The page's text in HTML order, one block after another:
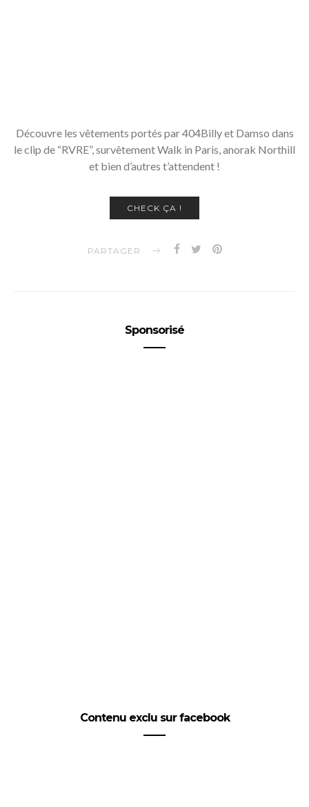
Découvre les vêtements portés par 404Billy et Damso dans
le clip de “RVRE”, survêtement Walk in Paris, anorak Northill
et bien d’autres t’attendent !
CHECK ÇA !
PARTAGER
Sponsorisé
Contenu exclu sur facebook